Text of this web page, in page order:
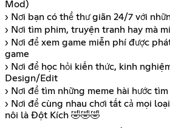
Mod)
› Nơi bạn có thể thư giãn 24/7 với
› Nơi tìm phim, truyện tranh hay mà
› Nơi để xem game miễn phí được
game
› Nơi để học hỏi kiến thức, kinh
Design/Edit
› Nơi để tìm những meme hài hước
› Nơi để cùng nhau chơi tất cả mọi
nôi là Đột Kích 🤣🤣🤣